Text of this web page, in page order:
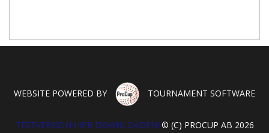
WEBSITE POWERED BY TOURNAMENT SOFTWARE
TESTVERSION HIER DOWNLOADEN! © (C) PROCUP AB 2026